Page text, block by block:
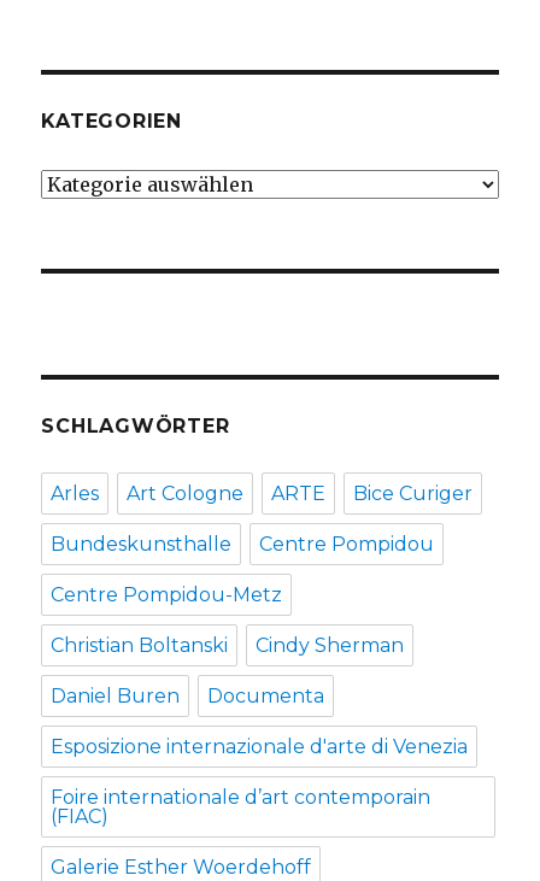
KATEGORIEN
Kategorien
SCHLAGWÖRTER
Arles Art Cologne ARTE Bice Curiger
Bundeskunsthalle Centre Pompidou
Centre Pompidou-Metz
Christian Boltanski Cindy Sherman
Daniel Buren Documenta
Esposizione internazionale d'arte di Venezia
Foire internationale d’art contemporain
(FIAC)
Galerie Esther Woerdehoff